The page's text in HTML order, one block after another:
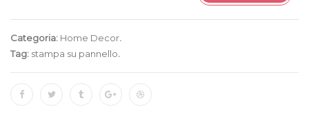
Categoria: Home Decor.
Tag: stampa su pannello.